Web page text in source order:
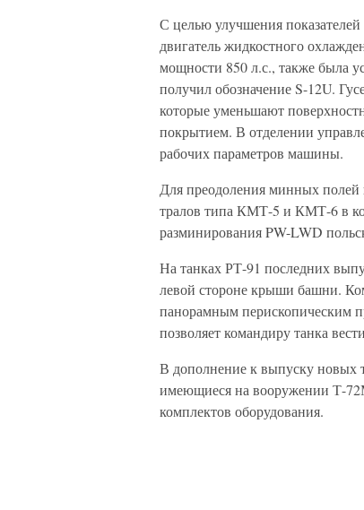
С целью улучшения
двигатель жидкостного
мощности 850 л.с., также была
получил обозначение S-12U.
которые уменьшают
покрытием. В отделении
рабочих параметров машины.
Для преодоления минных
тралов типа КМТ-5 и КМТ-6 в
разминирования PW-LWD
На танках РТ-91 последних
левой стороне крыши башни.
панорамным перископическим
позволяет командиру танка
В дополнение к выпуску новых
имеющиеся на вооружении Т-
комплектов оборудования.